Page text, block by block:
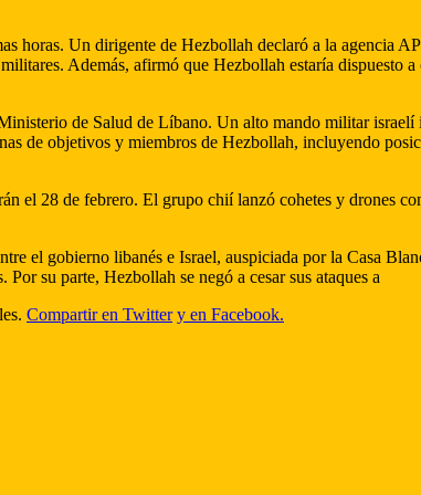
horas. Un dirigente de Hezbollah declaró a la agencia
Además, afirmó que Hezbollah estaría dispuesto
de Salud de Líbano. Un alto mando militar
de objetivos y miembros de Hezbollah, incluyendo
el 28 de febrero. El grupo chií lanzó cohetes y drones
el gobierno libanés e Israel, auspiciada por la Casa
su parte, Hezbollah se negó a cesar sus ataques a
Compartir en Twitter y en Facebook.